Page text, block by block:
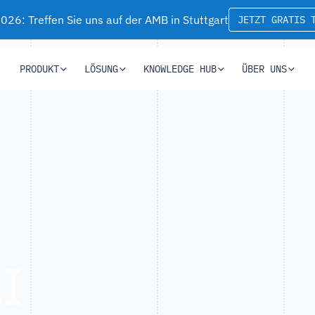
Treffen Sie uns auf der AMB in Stuttgart
JETZT GRATIS
PRODUKT LÖSUNG KNOWLEDGE HUB ÜBER UNS